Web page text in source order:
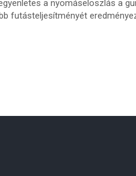
a nyomáseloszlás a
futásteljesítményét